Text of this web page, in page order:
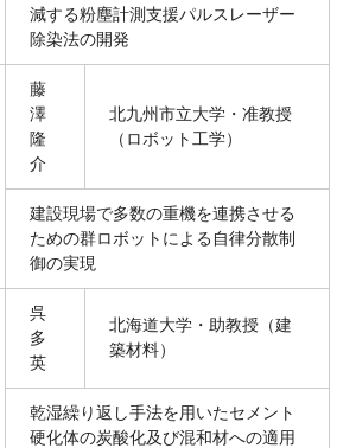
減する粉塵計測支援パルスレーザー
除染法の開発
藤
澤
隆
介
北九州市立大学・准教授
（ロボット工学）
建設現場で多数の重機を連携させる
ための群ロボットによる自律分散制
御の実現
呉
多
英
北海道大学・助教授（建
築材料）
乾湿繰り返し手法を用いたセメント
硬化体の炭酸化及び混和材への適用